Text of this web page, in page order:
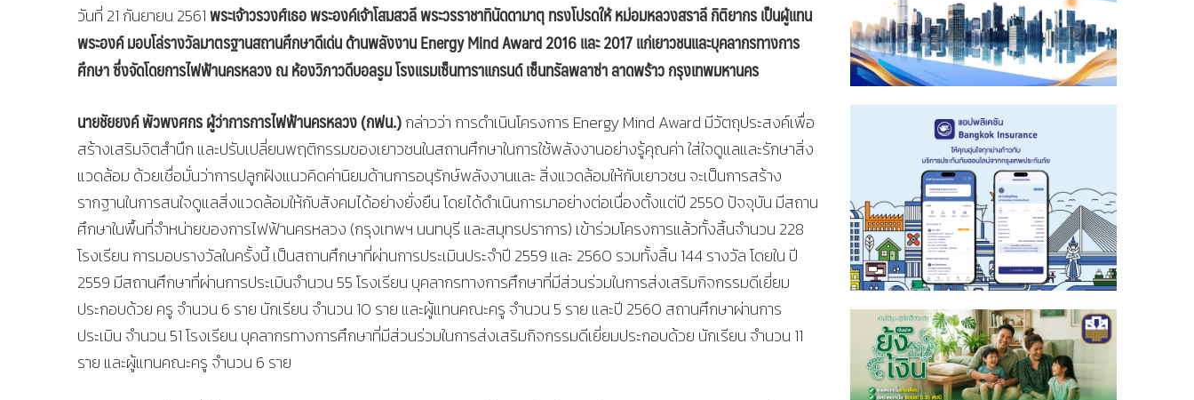
วันที่ 21 กันยายน 2561พระเจ้าวรวงศ์เธอ พระองค์เจ้าโสมสวลี พระวรราชาทินัดดามาตุ ทรงโปรดให้ หม่อมหลวงสราลี กิติยากร เป็นผู้แทน
พระองค์ มอบโล่รางวัลมาตรฐานสถานศึกษาดีเด่น ด้านพลังงาน Energy Mind Award 2016 และ 2017 แก่เยาวชนและบุคลากรทางการ
ศึกษา ซึ่งจัดโดยการไฟฟ้านครหลวง ณ ห้องวิภาวดีบอลรูม โรงแรมเซ็นทาราแกรนด์ เซ็นทรัลพลาซ่า ลาดพร้าว กรุงเทพมหานคร
นายชัยยงค์ พัวพงศกร ผู้ว่าการการไฟฟ้านครหลวง (กฟน.)กล่าวว่า การดำเนินโครงการ Energy Mind Award มีวัตถุประสงค์เพื่อ
สร้างเสริมจิตสำนึก และปรับเปลี่ยนพฤติกรรมของเยาวชนในสถานศึกษาในการใช้พลังงานอย่างรู้คุณค่า ใส่ใจดูแลและรักษาสิ่ง
แวดล้อม ด้วยเชื่อมั่นว่าการปลูกฝังแนวคิดค่านิยมด้านการอนุรักษ์พลังงานและ สิ่งแวดล้อมให้กับเยาวชน จะเป็นการสร้าง
รากฐานในการสนใจดูแลสิ่งแวดล้อมให้กับสังคมได้อย่างยั่งยืน โดยได้ดำเนินการมาอย่างต่อเนื่องตั้งแต่ปี 2550 ปัจจุบัน มีสถาน
ศึกษาในพื้นที่จำหน่ายของการไฟฟ้านครหลวง (กรุงเทพฯ นนทบุรี และสมุทรปราการ) เข้าร่วมโครงการแล้วทั้งสิ้นจำนวน 228
โรงเรียน การมอบรางวัลในครั้งนี้ เป็นสถานศึกษาที่ผ่านการประเมินประจำปี 2559 และ 2560 รวมทั้งสิ้น 144 รางวัล โดยใน ปี
2559 มีสถานศึกษาที่ผ่านการประเมินจำนวน 55 โรงเรียน บุคลากรทางการศึกษาที่มีส่วนร่วมในการส่งเสริมกิจกรรมดีเยี่ยม
ประกอบด้วย ครู จำนวน 6 ราย นักเรียน จำนวน 10 ราย และผู้แทนคณะครู จำนวน 5 ราย และปี 2560 สถานศึกษาผ่านการ
ประเมิน จำนวน 51 โรงเรียน บุคลากรทางการศึกษาที่มีส่วนร่วมในการส่งเสริมกิจกรรมดีเยี่ยมประกอบด้วย นักเรียน จำนวน 11
ราย และผู้แทนคณะครู จำนวน 6 ราย